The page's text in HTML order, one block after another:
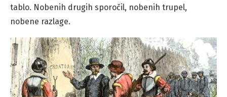
tablo. Nobenih drugih sporočil, nobenih trupel,
nobene razlage.